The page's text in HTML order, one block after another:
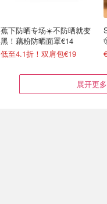
蕉下防晒专场☀️不防晒就变
黑！藕粉防晒面罩€14
低至4.1折！双肩包€19
展开更多